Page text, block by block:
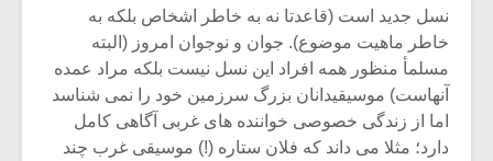
نسل جدید است (قاعدتا نه به خاطر اشخاص بلکه به
خاطر ماهیت موضوع). جوان و نوجوان امروز (البته
مسلمأ منظور همه افراد این نسل نیست بلکه مراد عمده
آنهاست) موسیقیدانان بزرگ سرزمین خود را نمی شناسد
اما از زندگی خصوصی خواننده های غربی آگاهی کامل
دارد؛ مثلا می داند که فلان ستاره (!) موسیقی غرب چند